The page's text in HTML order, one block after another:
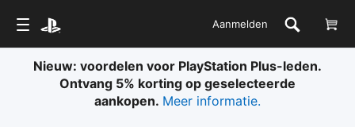
Aanmelden
Nieuw: voordelen voor PlayStation Plus-leden.
Ontvang 5% korting op geselecteerde
aankopen. Meer informatie.